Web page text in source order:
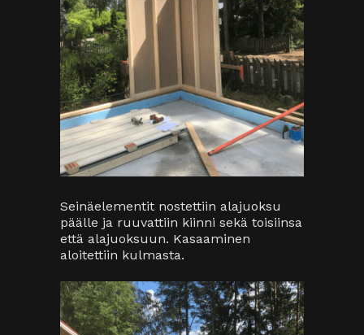
Seinäelementit nostettiin alajuoksu
päälle ja ruuvattiin kiinni sekä toisiinsa
että alajuoksuun. Kasaaminen
aloitettiin kulmasta.